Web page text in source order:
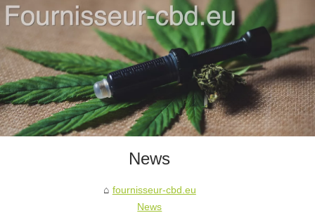
News
fournisseur-cbd.eu
News